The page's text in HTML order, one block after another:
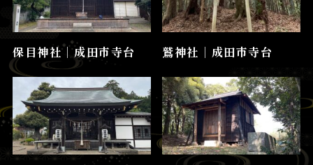
保目神社│成田市寺台 鷲神社│成田市寺台